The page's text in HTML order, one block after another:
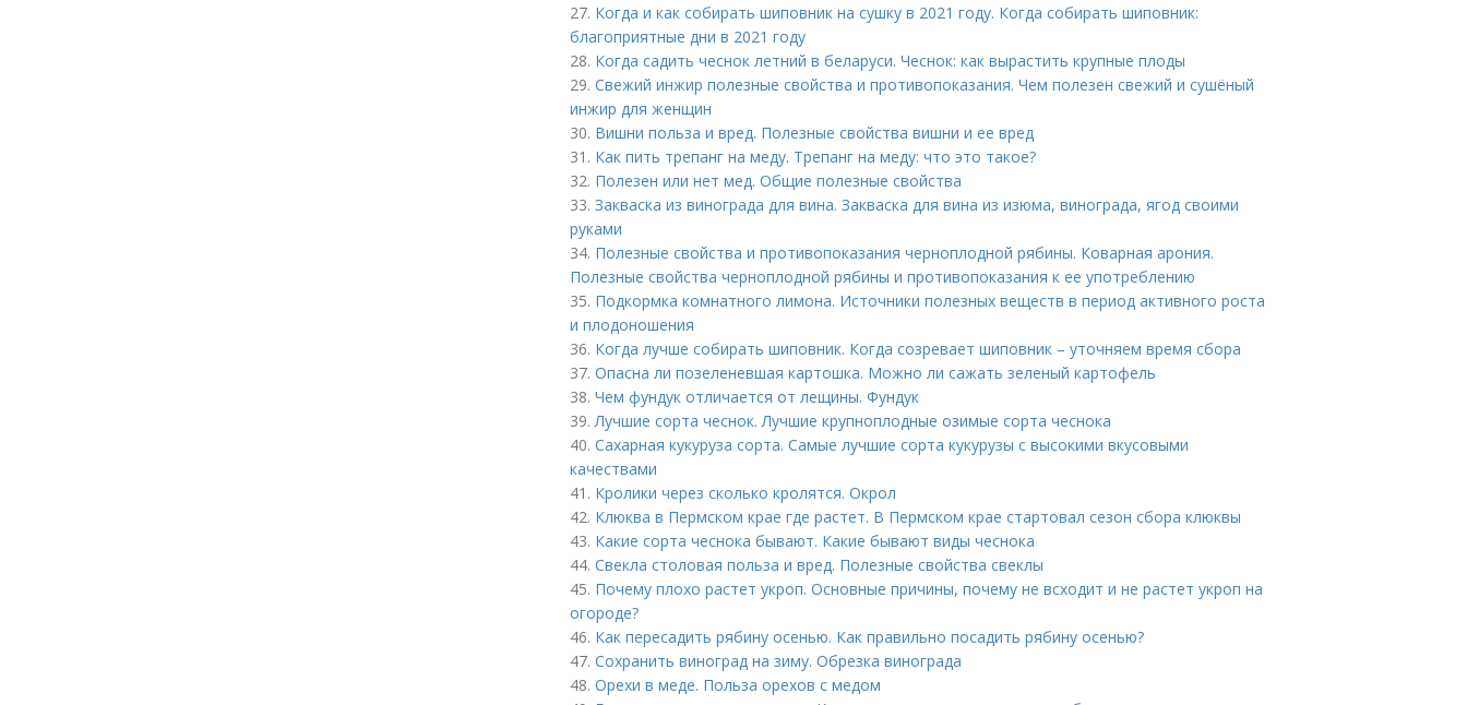
27. Когда и как собирать шиповник на сушку в 2021 году. Когда собирать шиповник:
благоприятные дни в 2021 году
28. Когда садить чеснок летний в беларуси. Чеснок: как вырастить крупные плоды
29. Свежий инжир полезные свойства и противопоказания. Чем полезен свежий и сушёный
инжир для женщин
30. Вишни польза и вред. Полезные свойства вишни и ее вред
31. Как пить трепанг на меду. Трепанг на меду: что это такое?
32. Полезен или нет мед. Общие полезные свойства
33. Закваска из винограда для вина. Закваска для вина из изюма, винограда, ягод своими
руками
34. Полезные свойства и противопоказания черноплодной рябины. Коварная арония.
Полезные свойства черноплодной рябины и противопоказания к ее употреблению
35. Подкормка комнатного лимона. Источники полезных веществ в период активного роста
и плодоношения
36. Когда лучше собирать шиповник. Когда созревает шиповник – уточняем время сбора
37. Опасна ли позеленевшая картошка. Можно ли сажать зеленый картофель
38. Чем фундук отличается от лещины. Фундук
39.Лучшие сорта чеснок. Лучшие крупноплодные озимые сорта чеснока
40. Сахарная кукуруза сорта. Самые лучшие сорта кукурузы с высокими вкусовыми
качествами
41. Кролики через сколько кролятся. Окрол
42. Клюква в Пермском крае где растет. В Пермском крае стартовал сезон сбора клюквы
43. Какие сорта чеснока бывают. Какие бывают виды чеснока
44. Свекла столовая польза и вред. Полезные свойства свеклы
45. Почему плохо растет укроп. Основные причины, почему не всходит и не растет укроп на
огороде?
46. Как пересадить рябину осенью. Как правильно посадить рябину осенью?
47. Сохранить виноград на зиму. Обрезка винограда
48. Орехи в меде. Польза орехов с медом